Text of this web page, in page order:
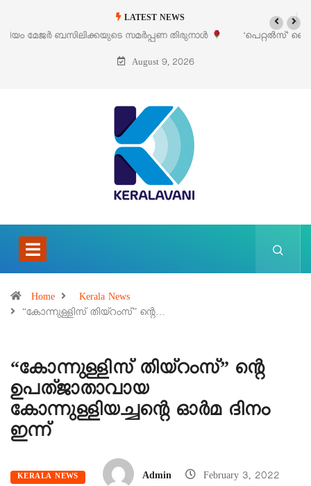
LATEST NEWS
‘പെറ്റൽസ്’ ലൈഫ് സ്റ്റൈൽ എക്സിബിഷനും സെയിലും ഓഗസ്റ്റ് 8-ന്
പെരുമാനൂരിൽ
August 9, 2026
Home
Kerala News
“കോന്നുള്ളിസ് തിയ്റംസ്” ന്റെ…
“കോന്നുള്ളിസ് തിയ്റംസ്” ന്റെ
ഉപത്ജാതാവായ
കോന്നുള്ളിയച്ചന്റെ ഓർമ ദിനം
ഇന്ന്
KERALA NEWS Admin
February 3, 2022